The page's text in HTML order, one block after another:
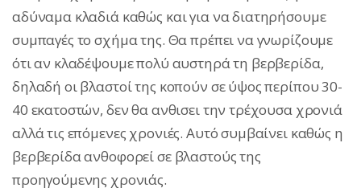
αδύναμα κλαδιά καθώς και για να διατηρήσουμε
συμπαγές το σχήμα της. Θα πρέπει να γνωρίζουμε
ότι αν κλαδέψουμε πολύ αυστηρά τη βερβερίδα,
δηλαδή οι βλαστοί της κοπούν σε ύψος περίπου 30-
40 εκατοστών, δεν θα ανθισει την τρέχουσα χρονιά
αλλά τις επόμενες χρονιές. Αυτό συμβαίνει καθώς η
βερβερίδα ανθοφορεί σε βλαστούς της
προηγούμενης χρονιάς.